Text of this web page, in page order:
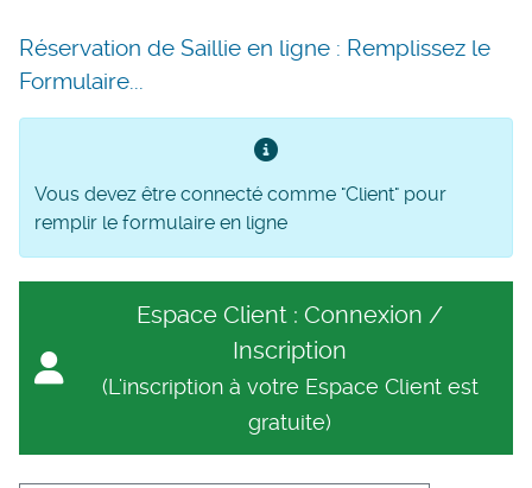
Réservation de Saillie en ligne : Remplissez le
Formulaire...
Vous devez être connecté comme "Client" pour
remplir le formulaire en ligne
Espace Client : Connexion /
Inscription
(L'inscription à votre Espace Client est
gratuite)